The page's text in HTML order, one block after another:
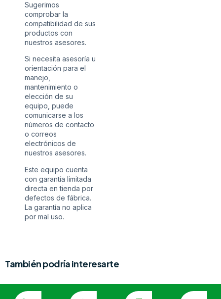
Sugerimos
comprobar la
compatibilidad de sus
productos con
nuestros asesores.
Si necesita asesoría u
orientación para el
manejo,
mantenimiento o
elección de su
equipo, puede
comunicarse a los
números de contacto
o correos
electrónicos de
nuestros asesores.
Este equipo cuenta
con garantía limitada
directa en tienda por
defectos de fábrica.
La garantía no aplica
por mal uso.
También podría interesarte